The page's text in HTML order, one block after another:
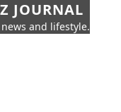
JOURNAL
and lifestyle.